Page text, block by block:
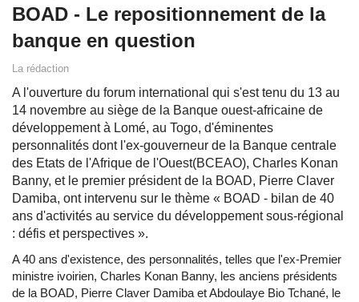
BOAD - Le repositionnement de la
banque en question
La rédaction
A l'ouverture du forum international qui s'est tenu du 13 au
14 novembre au siège de la Banque ouest-africaine de
développement à Lomé, au Togo, d'éminentes
personnalités dont l'ex-gouverneur de la Banque centrale
des Etats de l'Afrique de l'Ouest(BCEAO), Charles Konan
Banny, et le premier président de la BOAD, Pierre Claver
Damiba, ont intervenu sur le thème « BOAD - bilan de 40
ans d'activités au service du développement sous-régional
: défis et perspectives ».
A 40 ans d'existence, des personnalités, telles que l'ex-Premier
ministre ivoirien, Charles Konan Banny, les anciens présidents
de la BOAD, Pierre Claver Damiba et Abdoulaye Bio Tchané, le